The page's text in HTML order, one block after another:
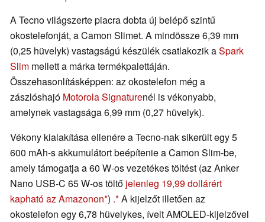
A Tecno világszerte piacra dobta új belépő szintű
okostelefonját, a Camon Slimet. A mindössze 6,39 mm
(0,25 hüvelyk) vastagságú készülék csatlakozik aSpark
Slim mellett a márka termékpalettáján.
Összehasonlításképpen: az okostelefon még a
zászlóshajó Motorola Signaturenél is vékonyabb,
amelynek vastagsága 6,99 mm (0,27 hüvelyk).
Vékony kialakítása ellenére a Tecno-nak sikerült egy 5
600 mAh-s akkumulátort beépítenie a Camon Slim-be,
amely támogatja a 60 W-os vezetékes töltést (az Anker
Nano USB-C 65 W-os töltő jelenleg 19,99 dollárért
kapható az Amazonon ) . A kijelzőt illetően az
okostelefon egy 6,78 hüvelykes, ívelt AMOLED-kijelzővel